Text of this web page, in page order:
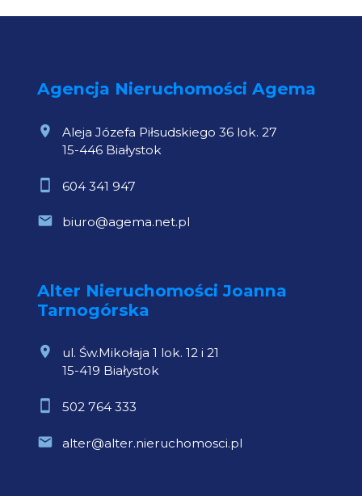
Agencja Nieruchomości Agema
Aleja Józefa Piłsudskiego 36 lok. 27
15-446 Białystok
604 341 947
biuro@agema.net.pl
Alter Nieruchomości Joanna
Tarnogórska
ul. Św.Mikołaja 1 lok. 12 i 21
15-419 Białystok
502 764 333
alter@alter.nieruchomosci.pl